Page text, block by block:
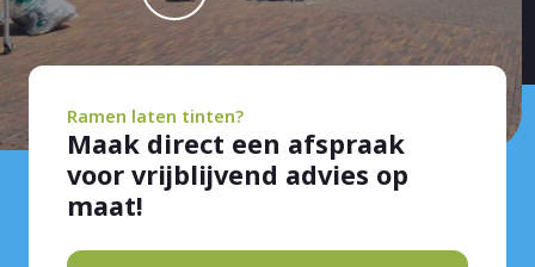
Ramen laten tinten?
Maak direct een afspraak
voor vrijblijvend advies op
maat!